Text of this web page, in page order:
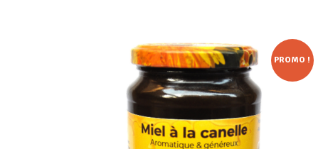
PROMO !